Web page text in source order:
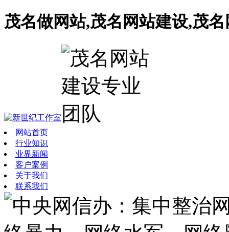
茂名做网站,茂名网站建设,茂
网站首页
行业知识
业界新闻
客户案例
关于我们
联系我们